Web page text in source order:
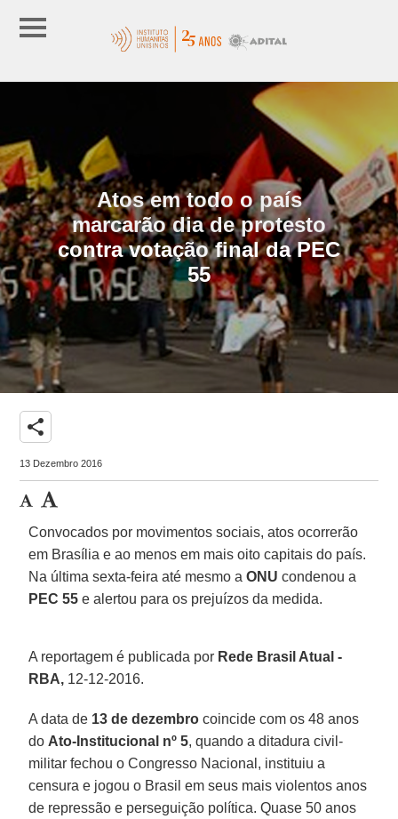
Atos em todo o país
marcarão dia de protesto
contra votação final da PEC
55
share
13 Dezembro 2016
Convocados por movimentos sociais, atos ocorrerão
em Brasília e ao menos em mais oito capitais do país.
Na última sexta-feira até mesmo aONU condenou a
PEC 55 e alertou para os prejuízos da medida.
A reportagem é publicada por Rede Brasil Atual -
RBA, 12-12-2016.
A data de 13 de dezembro coincide com os 48 anos
do Ato-Institucional nº 5, quando a ditadura civil-
militar fechou o Congresso Nacional, instituiu a
censura e jogou o Brasil em seus mais violentos anos
de repressão e perseguição política. Quase 50 anos